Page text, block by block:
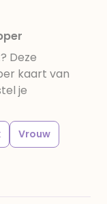
Deze
kaart van
je
Vrouw